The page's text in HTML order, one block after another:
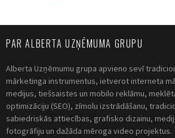
PAR ALBERTA UZŅĒMUMA GRUPU
Alberta Uzņēmumu grupa apvieno sevī
mārketinga instrumentus, ietverot interneta
medijus, tiešsaistes un mobilo reklāmu,
optimizāciju (SEO), zīmolu izstrādāšanu,
sabiedriskās attiecības, grafisko dizainu,
fotogrāfiju un dažāda mēroga video projektus.